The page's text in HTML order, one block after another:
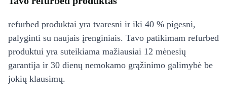
refurbed produktai yra tvaresni ir iki 40 % pigesni,
palyginti su naujais įrenginiais. Tavo patikimam refurbed
produktui yra suteikiama mažiausiai 12 mėnesių
garantija ir 30 dienų nemokamo grąžinimo galimybė be
jokių klausimų.